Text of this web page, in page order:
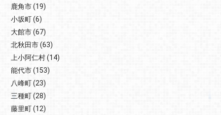
鹿角市(19)
小坂町(6)
大館市(67)
北秋田市(63)
上小阿仁村(14)
能代市(153)
八峰町(23)
三種町(28)
藤里町(12)